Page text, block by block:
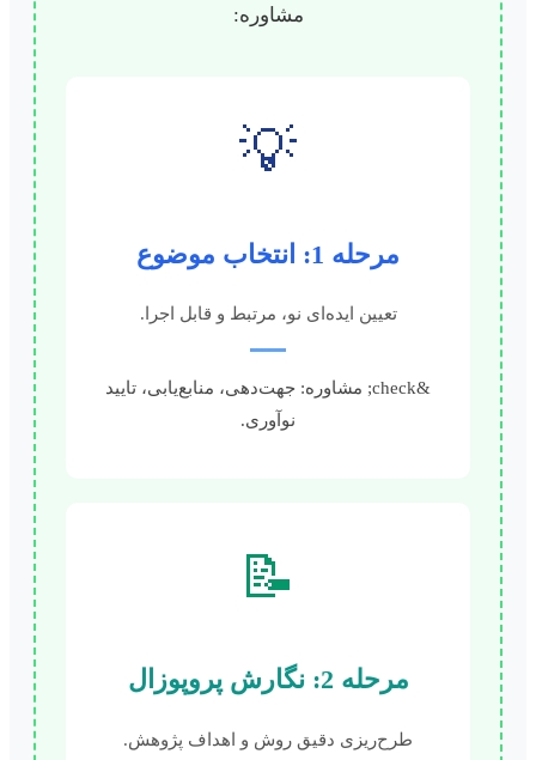
مشاوره:
💡
مرحله 1: انتخاب موضوع
تعیین ایده‌ای نو، مرتبط و قابل اجرا.
&check; مشاوره: جهت‌دهی، منابع‌یابی، تایید
نوآوری.
📝
مرحله 2: نگارش پروپوزال
طرح‌ریزی دقیق روش و اهداف پژوهش.